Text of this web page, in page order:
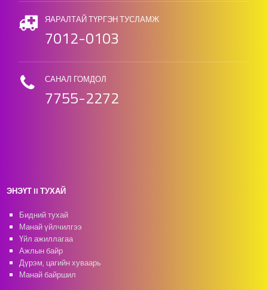
ЯАРАЛТАЙ ТҮРГЭН ТУСЛАМЖ
7012-0103
САНАЛ ГОМДОЛ
7755-2272
ЭНЭҮТ II ТУХАЙ
Бидний тухай
Манай үйлчилгээ
Үйл ажиллагаа
Ажлын байр
Дүрэм, цагийн хуваарь
Манай байршил